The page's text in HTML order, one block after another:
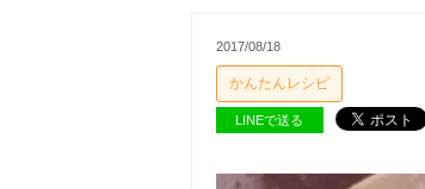
2017/08/18
かんたんレシピ
LINEで送る